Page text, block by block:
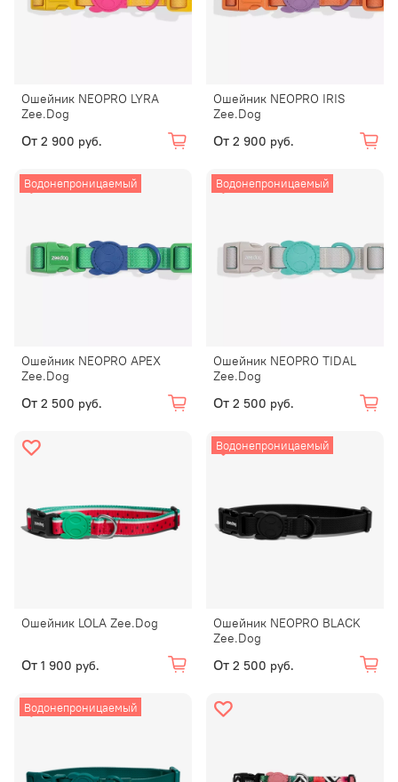
Ошейник NEOPRO LYRA
Zee.Dog
От 2 900 руб.
Ошейник NEOPRO IRIS
Zee.Dog
От 2 900 руб.
Водонепроницаемый
Ошейник NEOPRO APEX
Zee.Dog
От 2 500 руб.
Водонепроницаемый
Ошейник NEOPRO TIDAL
Zee.Dog
От 2 500 руб.
Ошейник LOLA Zee.Dog
От 1 900 руб.
Водонепроницаемый
Ошейник NEOPRO BLACK
Zee.Dog
От 2 500 руб.
Водонепроницаемый